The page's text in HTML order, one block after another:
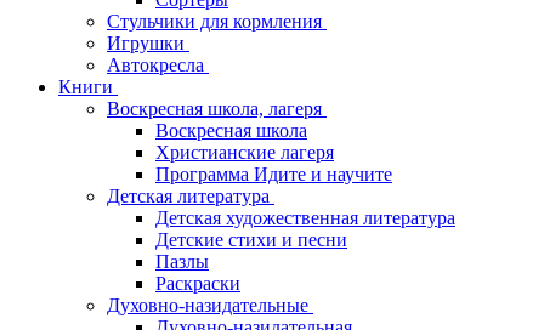
Стульчики для кормления
Игрушки
Автокресла
Книги
Воскресная школа, лагеря
Воскресная школа
Христианские лагеря
Программа Идите и научите
Детская литература
Детская художественная литература
Детские стихи и песни
Пазлы
Раскраски
Духовно-назидательные